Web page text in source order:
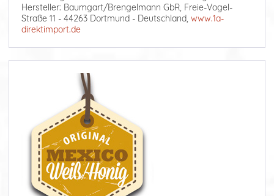
Hersteller: Baumgart/Brengelmann GbR, Freie-Vogel-
Straße 11 - 44263 Dortmund - Deutschland, www.1a-
direktimport.de